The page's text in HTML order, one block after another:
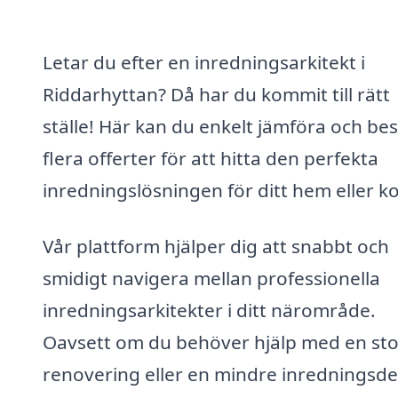
Letar du efter en inredningsarkitekt i
Riddarhyttan? Då har du kommit till rätt
ställe! Här kan du enkelt jämföra och
flera offerter för att hitta den perfekta
inredningslösningen för ditt hem eller
Vår plattform hjälper dig att snabbt och
smidigt navigera mellan professionella
inredningsarkitekter i ditt närområde.
Oavsett om du behöver hjälp med en
renovering eller en mindre